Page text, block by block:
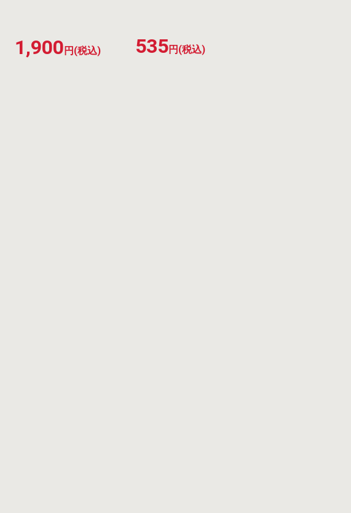
1,900 円(税込) 535円(税込)